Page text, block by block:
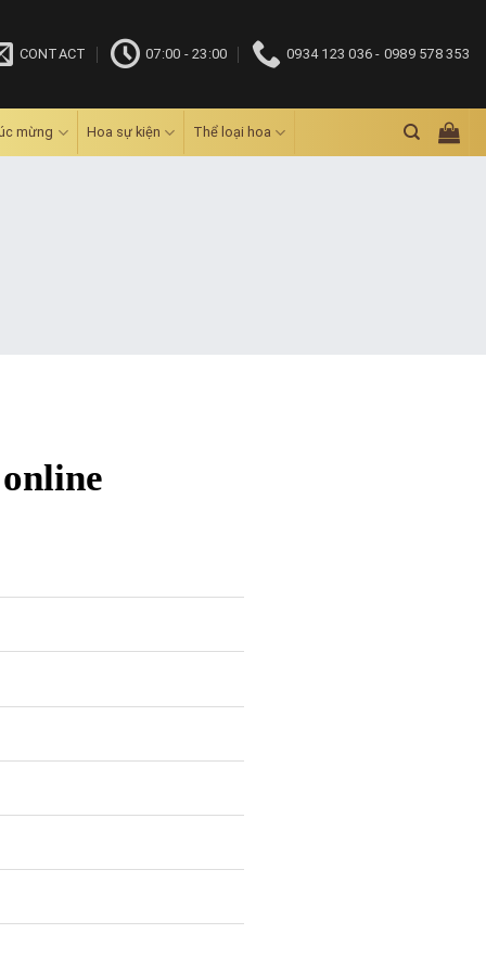
CONTACT 07:00 - 23:00 0934 123 036 - 0989 578 353
mừng Hoa sự kiện Thể loại hoa